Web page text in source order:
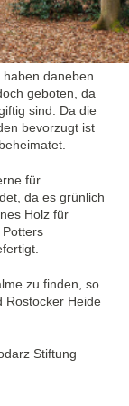
daneben
geboten, da
sind. Da die
bevorzugt ist
für
da es grünlich
Holz für
zu finden, so
Rostocker Heide
Stiftung